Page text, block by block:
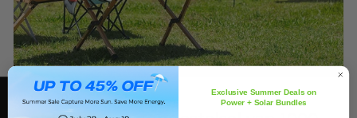
aug. 16, 2024 Exclusive Summer Deals on
Power + Solar Bundles